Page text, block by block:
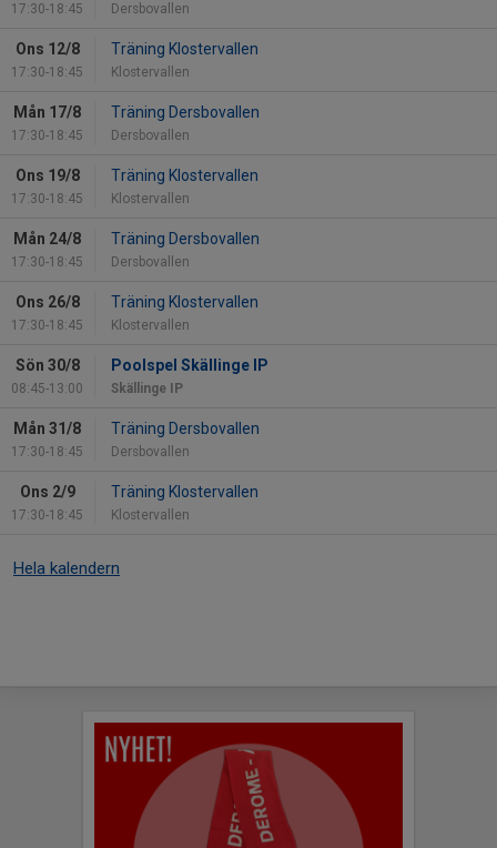
17:30-18:45 Dersbovallen
Ons 12/8
17:30-18:45
Träning Klostervallen
Klostervallen
Mån 17/8
17:30-18:45
Träning Dersbovallen
Dersbovallen
Ons 19/8
17:30-18:45
Träning Klostervallen
Klostervallen
Mån 24/8
17:30-18:45
Träning Dersbovallen
Dersbovallen
Ons 26/8
17:30-18:45
Träning Klostervallen
Klostervallen
Sön 30/8
08:45-13:00
Poolspel Skällinge IP
Skällinge IP
Mån 31/8
17:30-18:45
Träning Dersbovallen
Dersbovallen
Ons 2/9
17:30-18:45
Träning Klostervallen
Klostervallen
Hela kalendern